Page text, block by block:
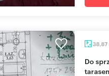
38,87
Do sprzedania nowoczesne mieszkania z dużym